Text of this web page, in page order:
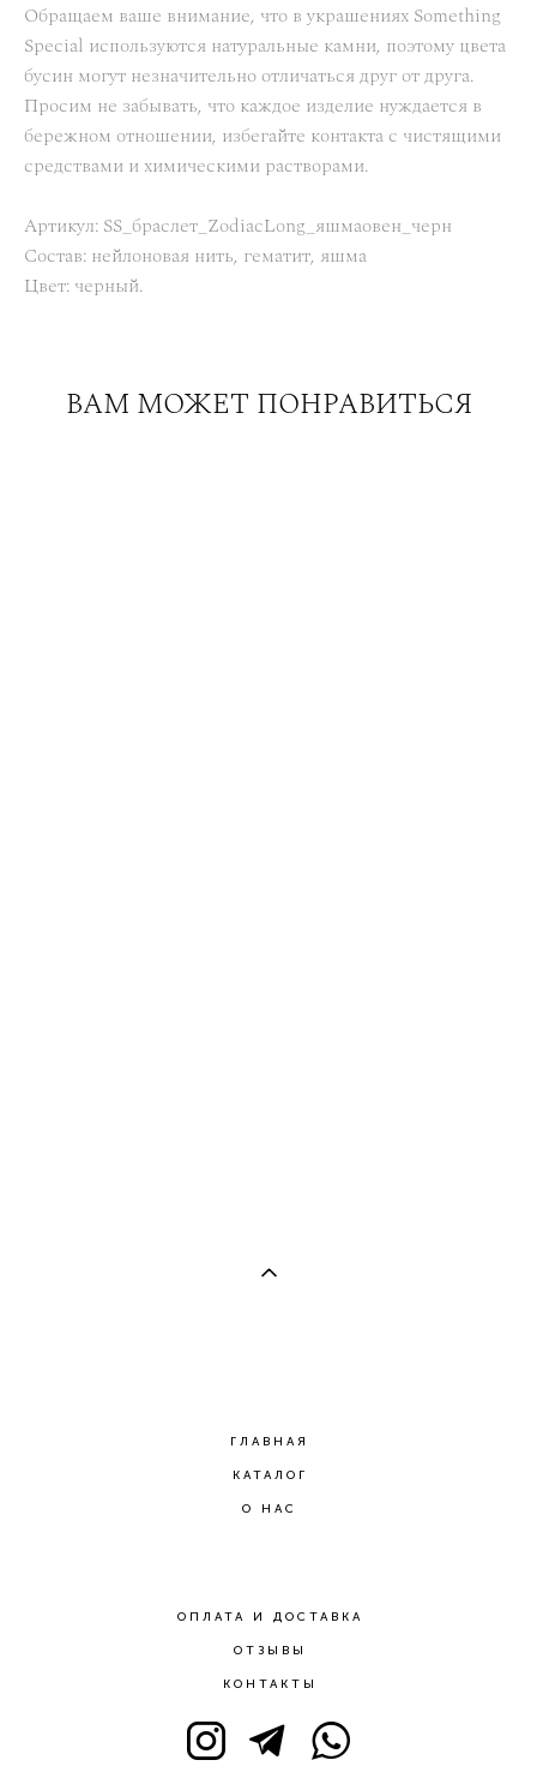
Обращаем ваше внимание, что в украшениях Something
Special используются натуральные камни, поэтому цвета
бусин могут незначительно отличаться друг от друга.
Просим не забывать, что каждое изделие нуждается в
бережном отношении, избегайте контакта с чистящими
средствами и химическими растворами.
Артикул: SS_браслет_ZodiacLong_яшмаовен_черн
Состав: нейлоновая нить, гематит, яшма
Цвет: черный.
ВАМ МОЖЕТ ПОНРАВИТЬСЯ
ГЛАВНАЯ
КАТАЛОГ
О НАС
ОПЛАТА И ДОСТАВКА
ОТЗЫВЫ
КОНТАКТЫ